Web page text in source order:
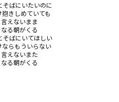
そばにいたいのに
きしめていても
えないまま
る朝がくる
そばにいてほしい
らもういらない
えないまた
る朝がくる